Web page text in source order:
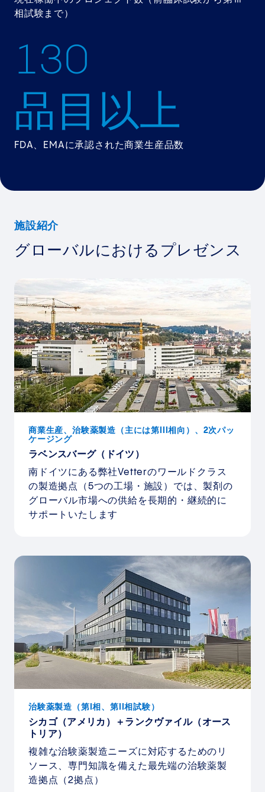
相試験まで）
130
品目以上
FDA、EMAに承認された商業生産品数
施設紹介
グローバルにおけるプレゼンス
商業生産、治験薬製造（主には第III相向）、2次パッ
ケージング
ラベンスバーグ（ドイツ）
南ドイツにある弊社Vetterのワールドクラス
の製造拠点（5つの工場・施設）では、製剤の
グローバル市場への供給を長期的・継続的に
サポートいたします
治験薬製造（第I相、第II相試験）
シカゴ（アメリカ）＋ランクヴァイル（オース
トリア）
複雑な治験薬製造ニーズに対応するためのリ
ソース、専門知識を備えた最先端の治験薬製
造拠点（2拠点）